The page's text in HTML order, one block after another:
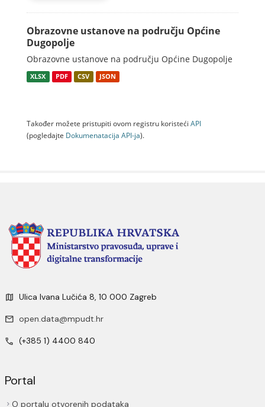
Obrazovne ustanove na području Općine
Dugopolje
Obrazovne ustanove na području Općine Dugopolje
XLSX PDF CSV JSON
Također možete pristupiti ovom registru koristeći API
(pogledajte Dokumenаtаcijа API-jа).